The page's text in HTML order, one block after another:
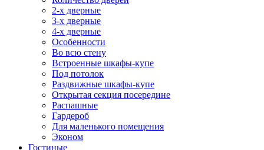
2-х дверные
3-х дверные
4-х дверные
Особенности
Во всю стену
Встроенные шкафы-купе
Под потолок
Раздвижные шкафы-купе
Открытая секция посередине
Распашные
Гардероб
Для маленького помещения
Эконом
Гостиные